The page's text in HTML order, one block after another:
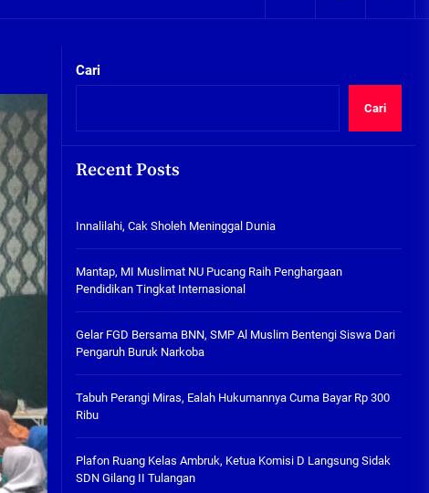
SDN Gilang II Tulangan
Mantap, MI Muslimat NU
Pucang Raih Penghargaan
Pendidikan Tingkat
Internasional
06/08/2026
Gelar FGD Bersama BNN, SMP Al
Muslim Bentengi Siswa Dari
05/08/2026
Hukumannya Cuma Bayar Rp
300 Ribu
Integritas
Cari
Cari
Recent Posts
Innalilahi, Cak Sholeh Meninggal Dunia
Mantap, MI Muslimat NU Pucang Raih Penghargaan
Pendidikan Tingkat Internasional
Gelar FGD Bersama BNN, SMP Al Muslim Bentengi Siswa Dari
Pengaruh Buruk Narkoba
Tabuh Perangi Miras, Ealah Hukumannya Cuma Bayar Rp 300
Ribu
Plafon Ruang Kelas Ambruk, Ketua Komisi D Langsung Sidak
SDN Gilang II Tulangan